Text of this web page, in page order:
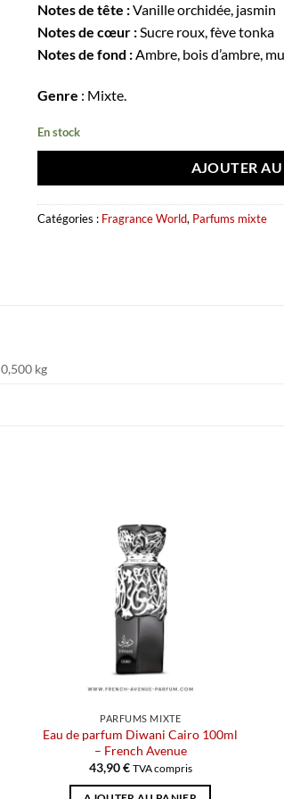
Notes de tête :Vanille orchidée, jasmin
Notes de cœur :Sucre roux, fève tonka
Notes de fond :Ambre, bois d’ambre,
Genre : Mixte.
En stock
AJOUTER
Catégories : Fragrance World, Parfums mixte
0,500 kg
PARFUMS MIXTE
Eau de parfum Diwani Cairo 100ml
– French Avenue
43,90€ TVA compris